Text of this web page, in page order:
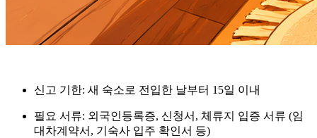
신고 기한: 새 숙소로 전입한 날부터 15일 이내
필요 서류: 외국인등록증, 신청서, 체류지 입증 서류 (임
대차계약서, 기숙사 입주 확인서 등)